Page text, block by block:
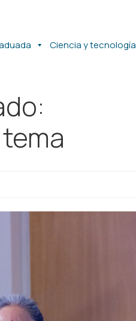
Ciencia y tecnología